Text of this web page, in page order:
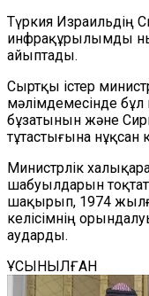
Түркия Израильдің
инфрақұрылымды
айыптады.
Сыртқы істер
мәлімдемесінде
бұзатынын және
тұтастығына нұқсан
Министрлік
шабуылдарын
шақырып, 1974
келісімнің
аударды.
ҰСЫНЫЛҒАН